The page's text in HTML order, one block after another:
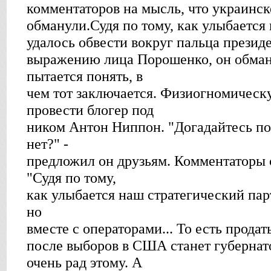
комментаторов на мысль, что
обманули.Судя по тому, как
удалось обвести вокруг пальца
выражению лица Порошенко, он обман
пытается понять, в
чем тот заключается.
провести блогер под
ником Антон Ниппон. "Догадайтесь
нет?" -
предложил он друзьям. Комментаторы
"Судя по тому,
как улыбается наш стратегический
но
вместе с операторами... То есть
после выборов в США станет
очень рад этому. А